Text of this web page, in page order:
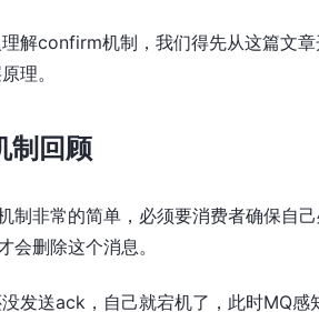
解confirm机制，我们得先从这篇文
理。
制回顾
制非常的简单，必须要消费者确保自
会删除这个消息。
发送ack，自己就宕机了，此时MQ